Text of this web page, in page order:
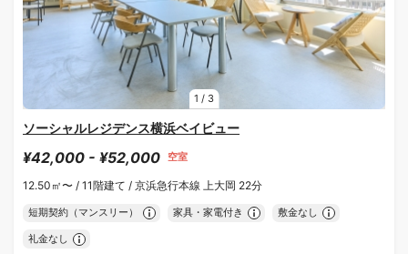
1 / 3
ソーシャルレジデンス横浜ベイビュー
¥42,000 - ¥52,000 空室
12.50㎡〜 / 11階建て / 京浜急行本線 上大岡 22分
短期契約（マンスリー） 家具・家電付き 敷金なし
礼金なし